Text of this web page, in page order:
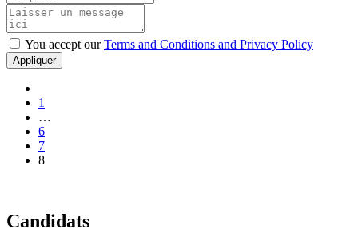
You accept ourTerms and Conditions and Privacy Policy
Appliquer
1
…
6
7
8
Candidats